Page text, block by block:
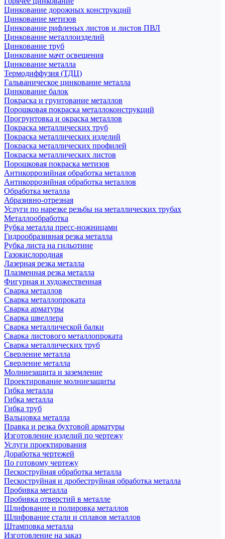
Цинкование дорожных конструкций
Цинкование метизов
Цинкование рифленых листов и листов ПВЛ
Цинкование металлоизделий
Цинкование труб
Цинкование мачт освещения
Цинкование металла
Термодиффузия (ТДЦ)
Гальваническое цинкование металла
Цинкование балок
Покраска и грунтование металлов
Порошковая покраска металлоконструкций
Прогрунтовка и окраска металлов
Покраска металлических труб
Покраска металлических изделий
Покраска металлических профилей
Покраска металлических листов
Порошковая покраска метизов
Антикоррозийная обработка металлов
Антикоррозийная обработка металлов
Обработка металла
Абразивно-отрезная
Услуги по нарезке резьбы на металлических трубах
Металлообработка
Рубка металла пресс-ножницами
Гидрообразивная резка металла
Рубка листа на гильотине
Газокислородная
Лазерная резка металла
Плазменная резка металла
Фигурная и художественная
Сварка металлов
Сварка металлопроката
Сварка арматуры
Сварка швеллера
Сварка металлической балки
Сварка листового металлопроката
Сварка металлических труб
Сверление металла
Сверление металла
Молниезащита и заземление
Проектирование молниезащиты
Гибка металла
Гибка металла
Гибка труб
Вальцовка металла
Правка и резка бухтовой арматуры
Изготовление изделий по чертежу
Услуги проектирования
Доработка чертежей
По готовому чертежу
Пескоструйная обработка металла
Пескоструйная и дробеструйная обработка металла
Пробивка металла
Пробивка отверстий в металле
Шлифование и полировка металлов
Шлифование стали и сплавов металлов
Штамповка металла
Изготовление на заказ